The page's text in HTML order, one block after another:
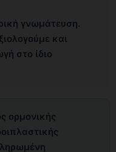
γνωμάτευση.
και
στο ίδιο
ορμονικής